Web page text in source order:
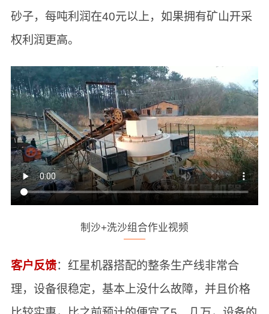
砂子，每吨利润在40元以上，如果拥有矿山开采
权利润更高。
制沙+洗沙组合作业视频
客户反馈：红星机器搭配的整条生产线非常合
理，设备很稳定，基本上没什么故障，并且价格